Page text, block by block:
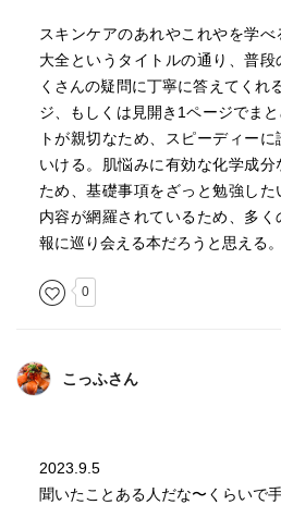
スキンケアのあれやこれやを学
大全というタイトルの通り、普
くさんの疑問に丁寧に答えてくれ
ジ、もしくは見開き1ページでま
トが親切なため、スピーディー
いける。肌悩みに有効な化学成
ため、基礎事項をざっと勉強し
内容が網羅されているため、多
報に巡り会える本だろうと思える。
0
こっふさん
2023.9.5
聞いたことある人だな〜くらいで手